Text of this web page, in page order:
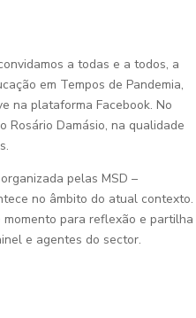
a todas e a todos, a
em Tempos de Pandemia,
na plataforma Facebook. No
Rosário Damásio, na qualidade
pelas MSD –
no âmbito do atual contexto.
para reflexão e partilha
e agentes do sector.